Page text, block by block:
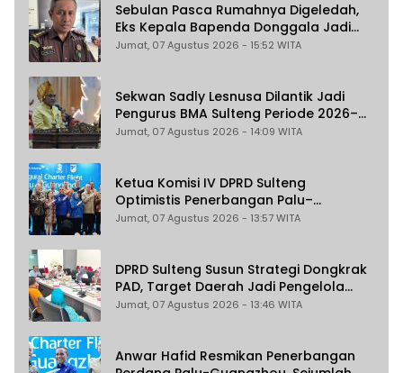
Sebulan Pasca Rumahnya Digeledah,
Eks Kepala Bapenda Donggala Jadi
Tersangka Dugaan Korupsi
Jumat, 07 Agustus 2026 - 15:52 WITA
Sekwan Sadly Lesnusa Dilantik Jadi
Pengurus BMA Sulteng Periode 2026–
2031
Jumat, 07 Agustus 2026 - 14:09 WITA
Ketua Komisi IV DPRD Sulteng
Optimistis Penerbangan Palu–
Guangzhou Dongkrak Ekspor dan
Jumat, 07 Agustus 2026 - 13:57 WITA
DPRD Sulteng Susun Strategi Dongkrak
PAD, Target Daerah Jadi Pengelola
Sekaligus Penghasil
Jumat, 07 Agustus 2026 - 13:46 WITA
Anwar Hafid Resmikan Penerbangan